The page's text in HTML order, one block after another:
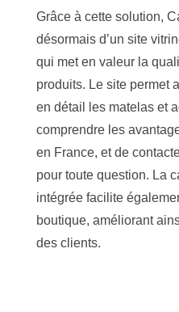
Grâce à cette solution,
désormais d’un site
qui met en valeur la
produits. Le site permet
en détail les matelas et
comprendre les
en France, et de
pour toute question. La
intégrée facilite
boutique, améliorant
des clients.